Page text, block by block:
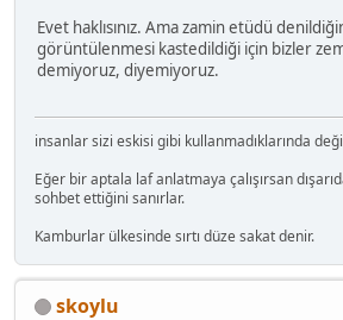
Evet haklısınız. Ama zamin etüdü
görüntülenmesi kastedildiği için bizler
demiyoruz, diyemiyoruz.
insanlar sizi eskisi gibi kullanmadıklarında
Eğer bir aptala laf anlatmaya çalışırsan
sohbet ettiğini sanırlar.
Kamburlar ülkesinde sırtı düze sakat denir.
skoylu